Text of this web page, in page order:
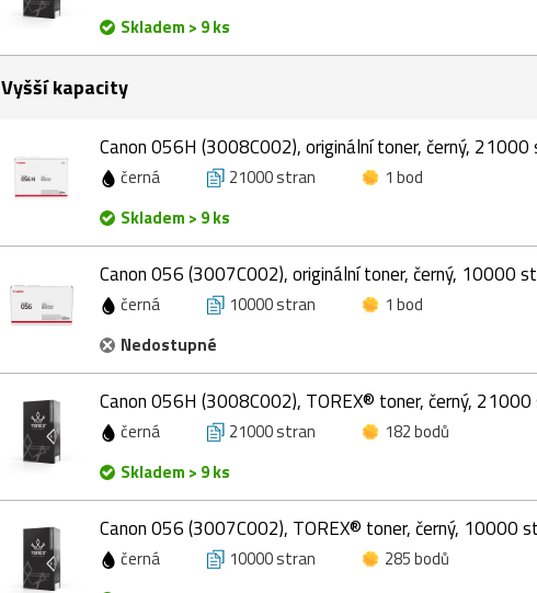
Skladem > 9 ks
Vyšší kapacity
Canon 056H (3008C002), originální toner, černý, 21000
černá 21000 stran
1 bod
Skladem > 9 ks
Canon 056 (3007C002), originální toner, černý, 10000
černá 10000 stran
1 bod
Nedostupné
Canon 056H (3008C002), TOREX® toner, černý,
černá 21000 stran
182 bodů
Skladem > 9 ks
Canon 056 (3007C002), TOREX® toner, černý, 10000
černá 10000 stran
285 bodů